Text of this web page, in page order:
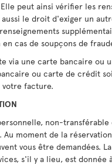
peut ainsi vérifier les
aussi le droit d'exiger un
cas de soupçons de
via une carte bancaire ou
ou carte de crédit
facture.
non-
moment de la
vous être demandées.
s'il y a lieu, est